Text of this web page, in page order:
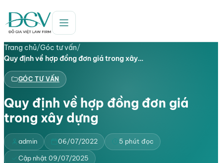
Trang chủ/Góc tư vấn/
Quy định về hợp đồng đơn giá trong xây…
GÓC TƯ VẤN
Quy định về hợp đồng đơn giá
trong xây dựng
admin 06/07/2022 5 phút đọc
Cập nhật 09/07/2025